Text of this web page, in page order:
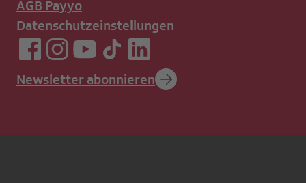
AGB Payyo
Datenschutzeinstellungen
Newsletter abonnieren